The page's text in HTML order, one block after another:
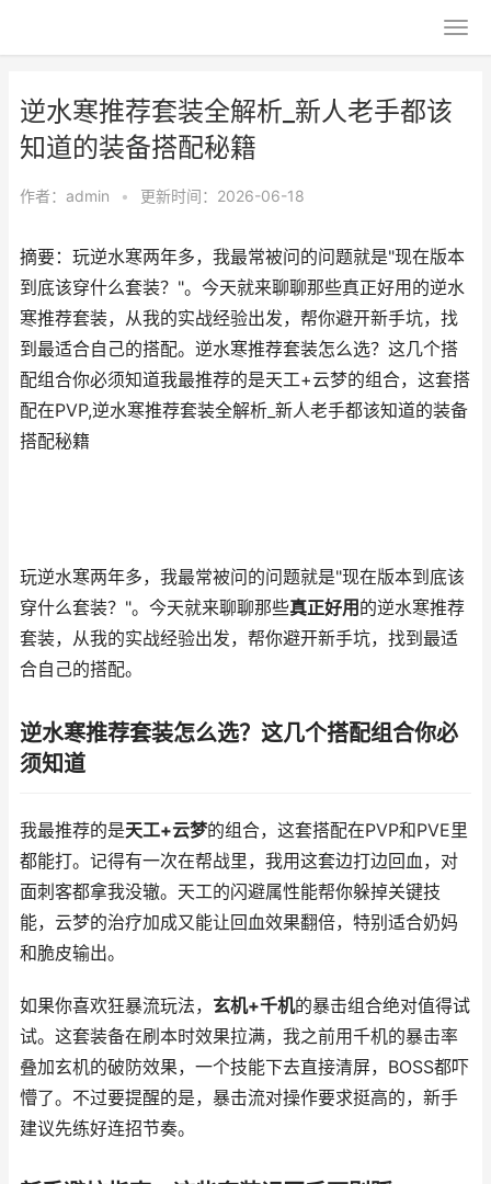
逆水寒推荐套装全解析_新人老手都该
知道的装备搭配秘籍
作者： admin • 更新时间：2026-06-18
摘要：玩逆水寒两年多，我最常被问的问题就是"现在版本
到底该穿什么套装？"。今天就来聊聊那些真正好用的逆水
寒推荐套装，从我的实战经验出发，帮你避开新手坑，找
到最适合自己的搭配。逆水寒推荐套装怎么选？这几个搭
配组合你必须知道我最推荐的是天工+云梦的组合，这套搭
配在PVP,逆水寒推荐套装全解析_新人老手都该知道的装备
搭配秘籍
玩逆水寒两年多，我最常被问的问题就是"现在版本到底该
穿什么套装？"。今天就来聊聊那些真正好用 的逆水寒推荐
套装，从我的实战经验出发，帮你避开新手坑，找到最适
合自己的搭配。
逆水寒推荐套装怎么选？这几个搭配组合你必
须知道
我最推荐的是天工+云梦的组合，这套搭配在PVP和PVE里
都能打。记得有一次在帮战里，我用这套边打边回血，对
面刺客都拿我没辙。天工的闪避属性能帮你躲掉关键技
能，云梦的治疗加成又能让回血效果翻倍，特别适合奶妈
和脆皮输出。
如果你喜欢狂暴流玩法， 玄机+千机的暴击组合绝对值得试
试。这套装备在刷本时效果拉满，我之前用千机的暴击率
叠加玄机的破防效果，一个技能下去直接清屏，BOSS都吓
懵了。不过要提醒的是，暴击流对操作要求挺高的，新手
建议先练好连招节奏。